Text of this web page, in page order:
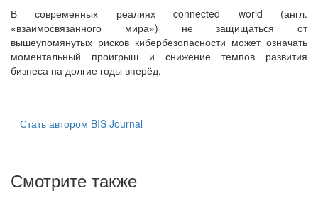
В современных реалиях connected world (англ.
«взаимосвязанного мира») не защищаться от
вышеупомянутых рисков кибербезопасности может означать
моментальный проигрыш и снижение темпов развития
бизнеса на долгие годы вперёд.
Стать автором BIS Journal
Смотрите также